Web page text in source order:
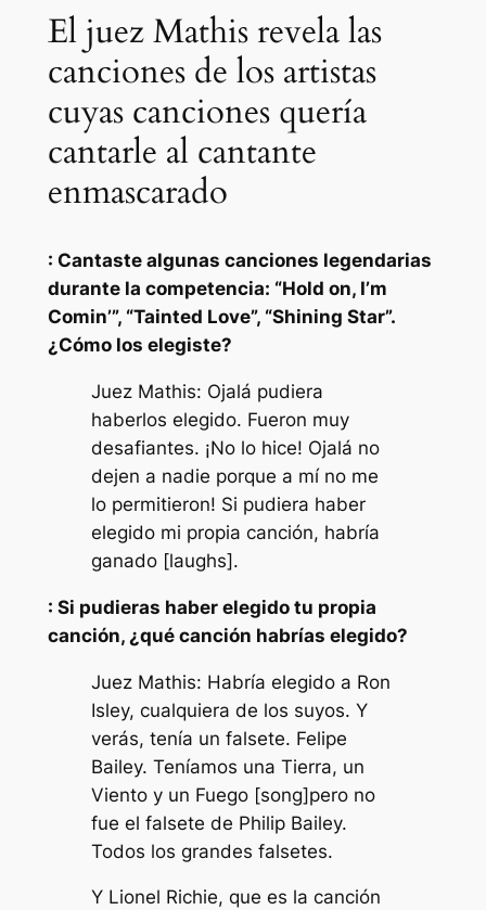
El juez Mathis revela las
canciones de los artistas
cuyas canciones quería
cantarle al cantante
enmascarado
: Cantaste algunas canciones legendarias
durante la competencia: “Hold on, I’m
Comin’”, “Tainted Love”, “Shining Star”.
¿Cómo los elegiste?
Juez Mathis: Ojalá pudiera
haberlos elegido. Fueron muy
desafiantes. ¡No lo hice! Ojalá no
dejen a nadie porque a mí no me
lo permitieron! Si pudiera haber
elegido mi propia canción, habría
ganado [laughs].
: Si pudieras haber elegido tu propia
canción, ¿qué canción habrías elegido?
Juez Mathis: Habría elegido a Ron
Isley, cualquiera de los suyos. Y
verás, tenía un falsete. Felipe
Bailey. Teníamos una Tierra, un
Viento y un Fuego [song]pero no
fue el falsete de Philip Bailey.
Todos los grandes falsetes.
Y Lionel Richie, que es la canción